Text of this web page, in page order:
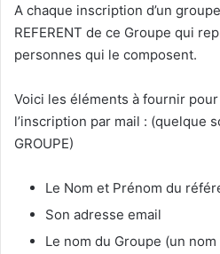
A chaque inscription d’un
REFERENT de ce Groupe qui
personnes qui le composent.
Voici les éléments à fournir pour
l’inscription par mail : (quelque
GROUPE)
Le Nom et Prénom du
Son adresse email
Le nom du Groupe (un